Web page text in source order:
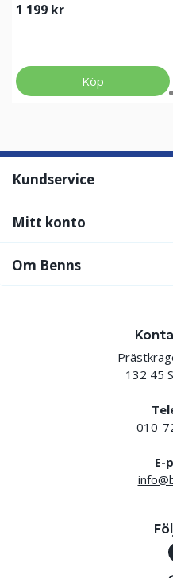
1 199 kr
Köp
Kundservice
Mitt konto
Om Benns
132 45
010-
E-